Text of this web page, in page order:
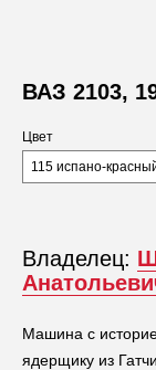
ВАЗ 2103,
Цвет
115 испано-
Владелец:
Машина с
ядерщику из